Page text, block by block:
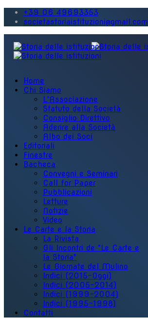
+39 06 49693353
societastoriaistituzioni@gmail.com
Home
Chi Siamo
L'Associazione
Statuto della Società
Consiglio Direttivo
Aderire alla Società
Albo dei Soci
Editoriali
Finestre
Bacheca
Convegni e Seminari
Call for Paper
Pubblicazioni
Letture
Notizie
Video
Le Carte e la Storia
La Rivista
Gli Incontri de "Le Carte e
la Storia"
Le Giornate del Mulino
Indici (2015-Oggi)
Indici (2005-2014)
Indici (1999-2004)
Indici (1995-1998)
Contatti